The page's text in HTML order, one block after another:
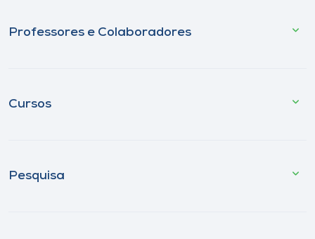
Professores e Colaboradores
Cursos
Pesquisa